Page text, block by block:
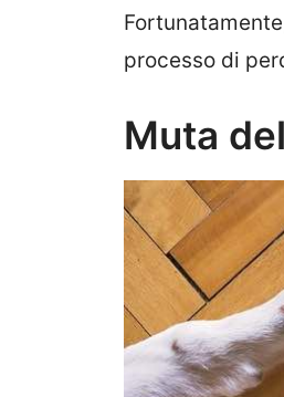
processo di
Muta